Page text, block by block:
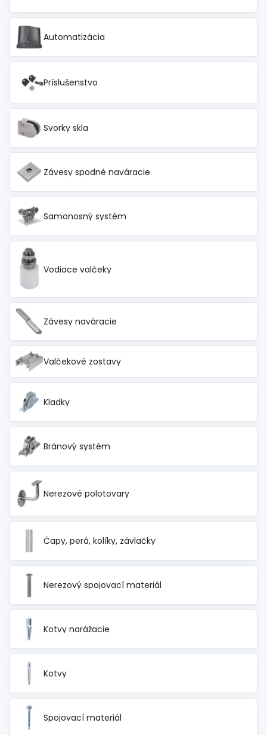
Automatizácia
Príslušenstvo
Svorky skla
Závesy spodné naváracie
Samonosný systém
Vodiace valčeky
Závesy naváracie
Valčekové zostavy
Kladky
Bránový systém
Nerezové polotovary
Čapy, perá, kolíky, závlačky
Nerezový spojovací materiál
Kotvy narážacie
Kotvy
Spojovací materiál